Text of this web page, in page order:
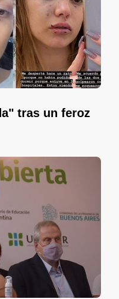
tras un feroz